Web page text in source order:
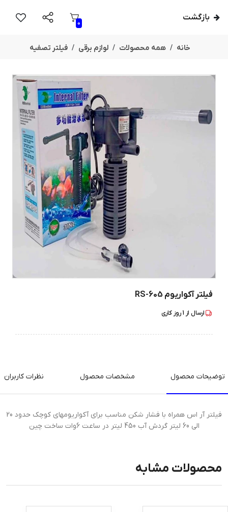
بازگشت
0
خانه همه محصولات لوازم برقی فیلتر تصفیه
فیلتر آکواریوم RS-605
ارسال از 1روز کاری
توضیحات محصول مشخصات محصول نظرات کاربران
فیلتر آر اس همراه با فشار شکن مناسب برای آکواریومهای کوچک حدود 20
الی 60 لیتر گردش آب 450 لیتر در ساعت 6وات ساخت چین
محصولات مشابه